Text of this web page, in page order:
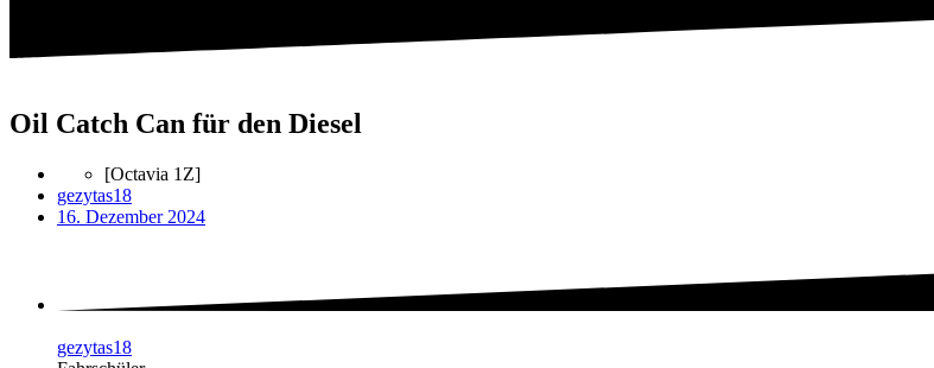
Oil Catch Can für den Diesel
[Octavia 1Z]
gezytas18
16. Dezember 2024
gezytas18